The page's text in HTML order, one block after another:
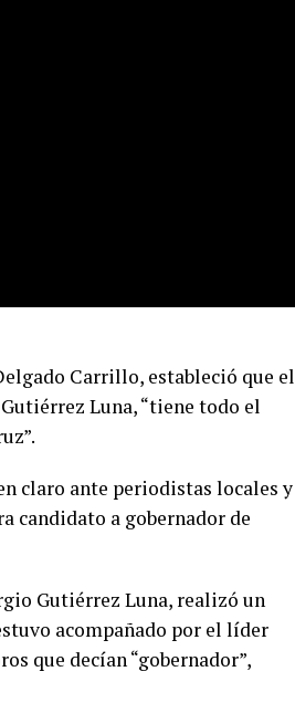
Carrillo, estableció que el
Luna, “tiene todo el
claro ante periodistas locales y
candidato a gobernador de
Gutiérrez Luna, realizó un
acompañado por el líder
que decían “gobernador”,